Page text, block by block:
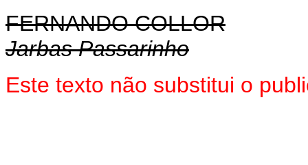
FERNANDO COLLOR
Jarbas Passarinho
Este texto não substitui o